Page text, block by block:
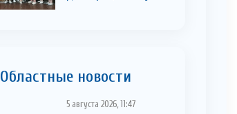
Областные новости
5 августа 2026, 11:47